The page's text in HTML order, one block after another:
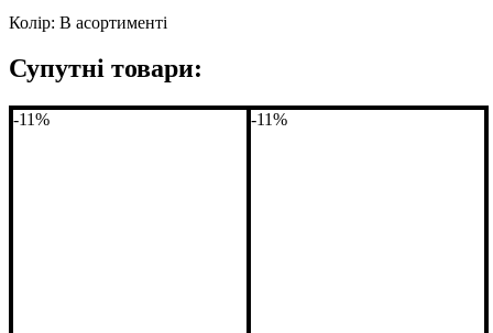
Колір: В асортименті
Супутні товари:
-11% -11%